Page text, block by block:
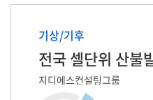
기상/기후
지디에스컨설팅그룹